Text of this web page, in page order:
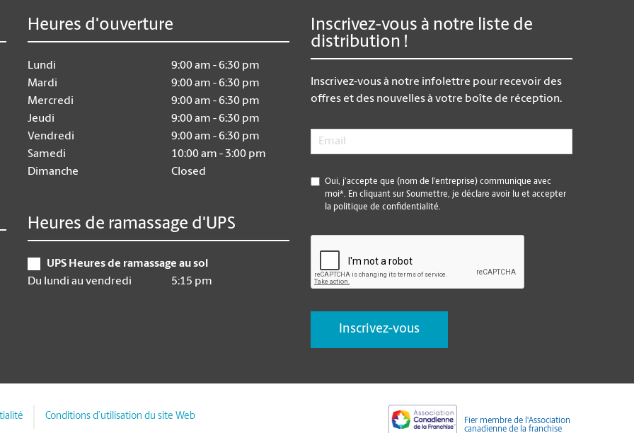
Heures d'ouverture
Lundi
9:00 am - 6:30 pm
Mardi
9:00 am - 6:30 pm
Mercredi
9:00 am - 6:30 pm
Jeudi
9:00 am - 6:30 pm
Vendredi
9:00 am - 6:30 pm
Samedi
10:00 am - 3:00 pm
Dimanche
Closed
Heures de ramassage d'UPS
UPS Heures de ramassage au sol
Du lundi au vendredi
5:15 pm
Inscrivez-vous à notre liste de
distribution !
Inscrivez-vous à notre infolettre pour recevoir des
offres et des nouvelles à votre boîte de réception.
Email
* Oui, j’accepte que (nom de l’entreprise) communique avec
moi*. En cliquant sur Soumettre, je déclare avoir lu et accepter
la politique de confidentialité.
Conditions d’utilisation du site Web
Fier membre de l'Association
canadienne de la franchise